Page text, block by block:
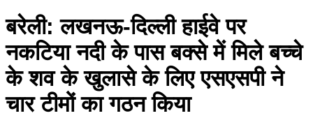
बरेली: लखनऊ-दिल्ली हाईवे पर
नकटिया नदी के पास बक्से में मिले बच्चे
के शव के खुलासे के लिए एसएसपी ने
चार टीमों का गठन किया